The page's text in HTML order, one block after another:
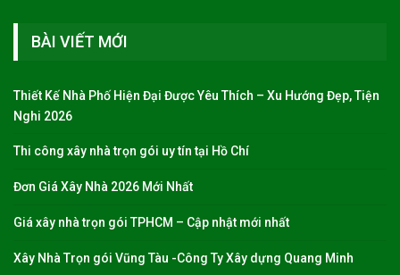
BÀI VIẾT MỚI
Thiết Kế Nhà Phố Hiện Đại Được Yêu Thích – Xu Hướng Đẹp, Tiện
Nghi 2026
Thi công xây nhà trọn gói uy tín tại Hồ Chí
Đơn Giá Xây Nhà 2026 Mới Nhất
Giá xây nhà trọn gói TPHCM – Cập nhật mới nhất
Xây Nhà Trọn gói Vũng Tàu -Công Ty Xây dựng Quang Minh